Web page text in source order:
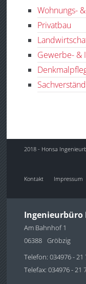
Wohnungs-
Privatbau
Gewerbe- &
2018 - Honsa
Kontakt Impressum
Ingenieurbüro
Am Bahnhof 1
06388 Gröbzig
Telefon: 034976 - 21
Telefax: 034976 - 21